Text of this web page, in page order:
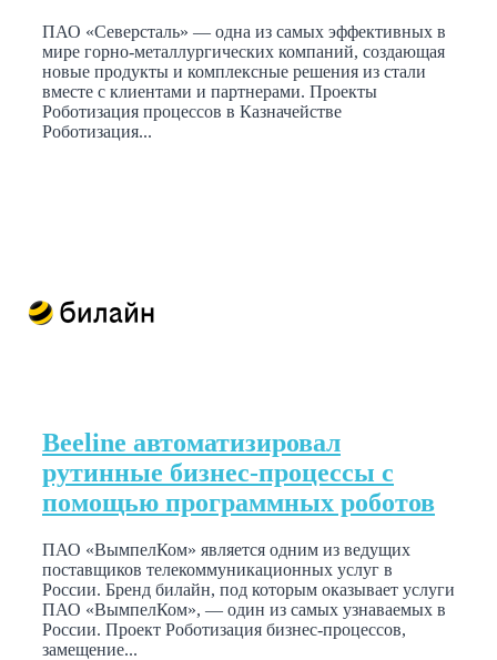
ПАО «Северсталь» — одна из самых эффективных в
мире горно-металлургических компаний, создающая
новые продукты и комплексные решения из стали
вместе с клиентами и партнерами. Проекты
Роботизация процессов в Казначействе
Роботизация...
Beeline автоматизировал
рутинные бизнес-процессы с
помощью программных роботов
ПАО «ВымпелКом» является одним из ведущих
поставщиков телекоммуникационных услуг в
России. Бренд билайн, под которым оказывает услуги
ПАО «ВымпелКом», — один из самых узнаваемых в
России. Проект Роботизация бизнес-процессов,
замещение...